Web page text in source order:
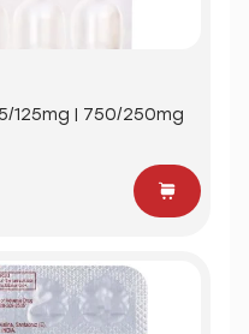
125mg | 750/250mg